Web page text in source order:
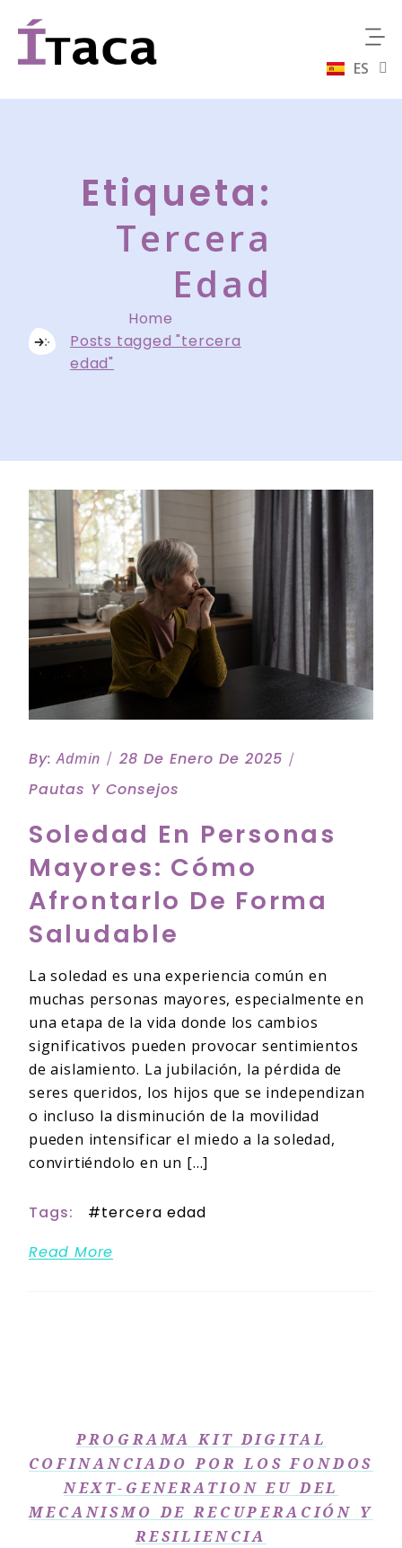
ES
EN
Etiqueta:
Tercera
Edad
Home
Posts tagged "tercera
edad"
By:Admin
28 De Enero De 2025
Pautas Y Consejos
Soledad En Personas
Mayores: Cómo
Afrontarlo De Forma
Saludable
La soledad es una experiencia común en
muchas personas mayores, especialmente en
una etapa de la vida donde los cambios
significativos pueden provocar sentimientos
de aislamiento. La jubilación, la pérdida de
seres queridos, los hijos que se independizan
o incluso la disminución de la movilidad
pueden intensificar el miedo a la soledad,
convirtiéndolo en un […]
Tags:
tercera edad
Read More
PROGRAMA KIT DIGITAL
COFINANCIADO POR LOS FONDOS
NEXT-GENERATION EU DEL
MECANISMO DE RECUPERACIÓN Y
RESILIENCIA​